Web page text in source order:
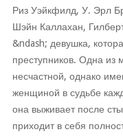
Риз Уэйкфилд, У. Эрл
Шэйн Каллахан,
&ndash; девушка,
преступников. Одна из
несчастной, однако
женщиной в судьбе
она выживает после
приходит в себя